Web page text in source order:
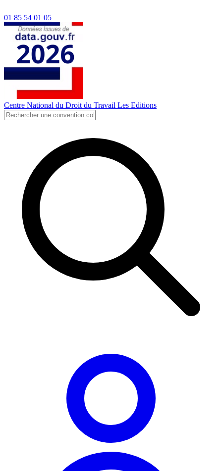
01 85 54 01 05
Centre National du Droit du Travail Les Editions